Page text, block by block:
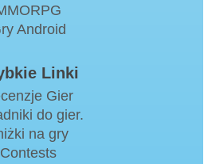
Android
Linki
Gier
do gier.
na gry
Contests